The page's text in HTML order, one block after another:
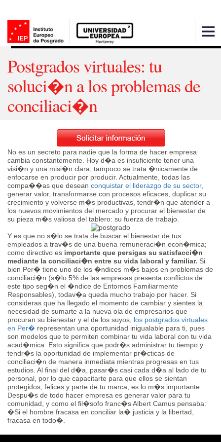
Postgrados virtuales: tu
soluci�n a los problemas de
conciliaci�n
No es un secreto para nadie que la forma de hacer empresa
cambia constantemente. Hoy d�a es insuficiente tener una
visi�n y una misi�n clara; tampoco se trata �nicamente de
enfocarse en producir por producir. Actualmente, todas las
compa��as que desean conquistar el liderazgo de su sector,
generar valor, transformarse con procesos eficaces, duplicar su
crecimiento y volverse m�s productivas, tendr�n que atender a
los nuevos movimientos del mercado y procurar el bienestar de
su pieza m�s valiosa del tablero: su fuerza de trabajo.
Y es que no s�lo se trata de buscar el bienestar de tus
empleados a trav�s de una buena remuneraci�n econ�mica;
como directivo es importante que persigas su satisfacci�n
mediante la conciliaci�n entre su vida laboral y familiar. Si
bien Per� tiene uno de los �ndices m�s bajos en problemas de
conciliaci�n (s�lo 5% de las empresas presenta conflictos de
este tipo seg�n el �ndice de Entornos Familiarmente
Responsables), todav�a queda mucho trabajo por hacer. Si
consideras que ha llegado el momento de cambiar y sientes la
necesidad de sumarte a la nueva ola de empresarios que
procuran su bienestar y el de los suyos, los postgrados virtuales
en Per� representan una oportunidad inigualable para ti, pues
son modelos que te permiten combinar tu vida laboral con tu vida
acad�mica. Esto significa que podr�s administrar tu tiempo y
tendr�s la oportunidad de implementar pr�cticas de
conciliaci�n de manera inmediata mientras progresas en tus
estudios. Al final del d�a, pasar�s casi cada d�a al lado de tu
personal, por lo que capacitarte para que ellos se sientan
protegidos, felices y parte de tu marca, es lo m�s importante.
Despu�s de todo hacer empresa es generar valor para tu
comunidad, y como el fil�sofo franc�s Albert Camus pensaba:
�Si el hombre fracasa en conciliar la� justicia y la libertad,
fracasa en todo�.